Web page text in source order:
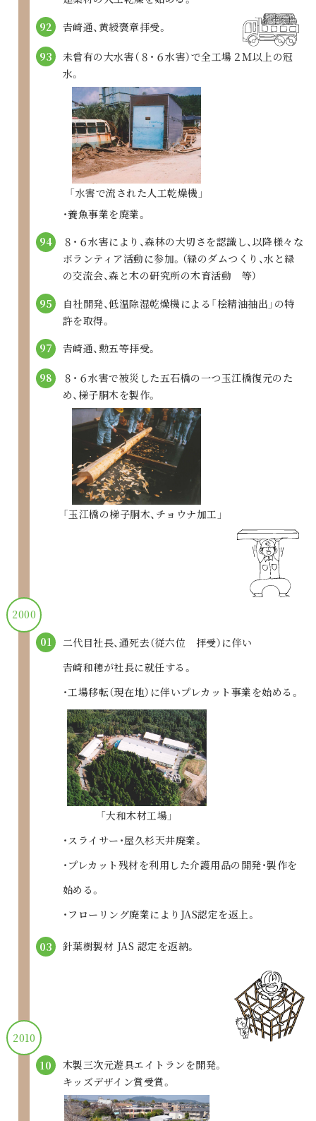
92
𠮷崎通、黄綬褒章拝受。
93 未曾有の大水害（８・６水害）で全工場２Ｍ以上の冠
水。
「水害で流された人工乾燥機」
・養魚事業を廃業。
94
８・６水害により、森林の大切さを認識し、以降様々な
ボランティア活動に参加。 （緑のダムつくり、水と緑
の交流会、森と木の研究所の木育活動 等）
95
自社開発、低温除湿乾燥機による 「桧精油抽出」の特
許を取得。
97
𠮷崎通、勲五等拝受。
98 ８・６水害で被災した五石橋の一つ玉江橋復元のた
め、梯子胴木を製作。
「玉江橋の梯子胴木、チョウナ加工」
2000
01
二代目社長、通死去（従六位 拝受）に伴い
𠮷崎和穂が社長に就任する。
・工場移転（現在地）に伴いプレカット事業を始める。
「大和木材工場」
・スライサー・屋久杉天井廃業。
・プレカット残材を利用した介護用品の開発・製作を
始める。
・フローリング廃業によりJAS認定を返上。
03 針葉樹製材 JAS 認定を返納。
2010
10
木製三次元遊具エイトランを開発。
キッズデザイン賞受賞。